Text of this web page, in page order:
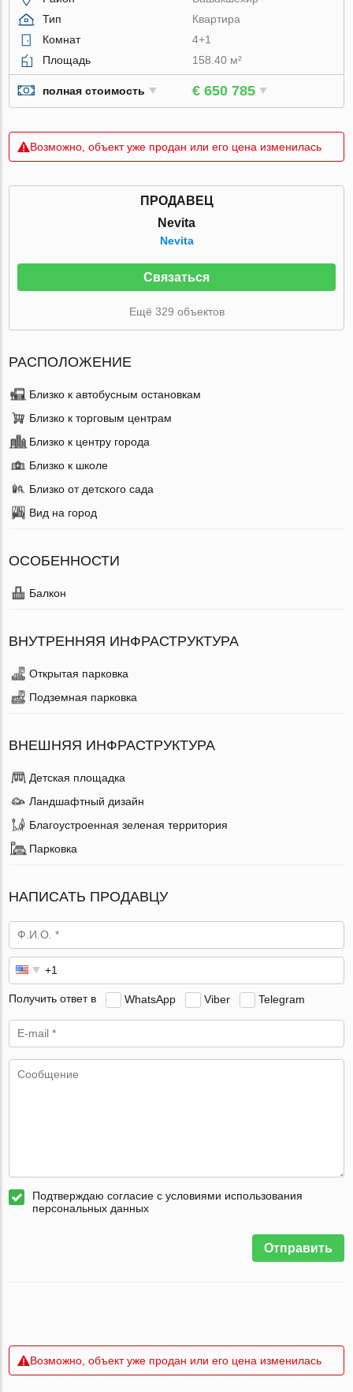
Тип
Квартира
Комнат
4+1
Площадь
158.40 м²
полная стоимость € 650 785
Возможно, объект уже продан или его цена изменилась
ПРОДАВЕЦ
Nevita
Nevita
Связаться
Ещё 329 объектов
РАСПОЛОЖЕНИЕ
Близко к автобусным остановкам
Близко к торговым центрам
Близко к центру города
Близко к школе
Близко от детского сада
Вид на город
ОСОБЕННОСТИ
Балкон
ВНУТРЕННЯЯ ИНФРАСТРУКТУРА
Открытая парковка
Подземная парковка
ВНЕШНЯЯ ИНФРАСТРУКТУРА
Детская площадка
Ландшафтный дизайн
Благоустроенная зеленая территория
Парковка
НАПИСАТЬ ПРОДАВЦУ
Получить ответ в WhatsApp Viber Telegram
Подтверждаю согласие с условиями использования
персональных данных
Отправить
Возможно, объект уже продан или его цена изменилась